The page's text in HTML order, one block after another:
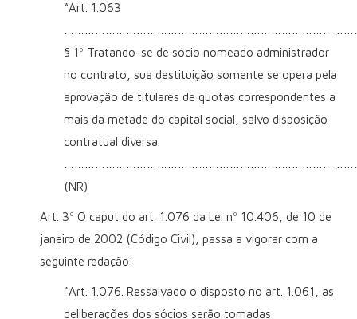
“Art. 1.063
§ 1º Tratando-se de sócio nomeado administrador
no contrato, sua destituição somente se opera pela
aprovação de titulares de quotas correspondentes a
mais da metade do capital social, salvo disposição
contratual diversa.
(NR)
Art. 3º O caput do art. 1.076 da Lei nº 10.406, de 10 de
janeiro de 2002 (Código Civil), passa a vigorar com a
seguinte redação:
“Art. 1.076. Ressalvado o disposto no art. 1.061, as
deliberações dos sócios serão tomadas: